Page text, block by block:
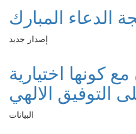
الدعاء المبارك
إصدار جديد
كونها اختيارية
التوفيق الالهي
البيانات